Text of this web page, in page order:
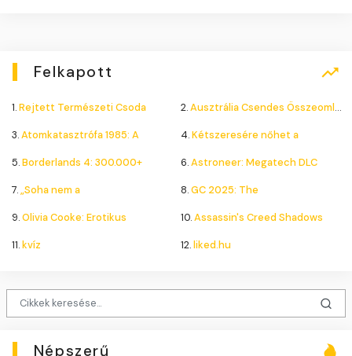
Felkapott
1.Rejtett Természeti Csoda 2.Ausztrália Csendes Összeomlása
3.Atomkatasztrófa 1985: A 4.Kétszeresére nőhet a
5.Borderlands 4: 300.000+ 6.Astroneer: Megatech DLC
7.„Soha nem a 8.GC 2025: The
9.Olivia Cooke: Erotikus 10.Assassin's Creed Shadows
11.kvíz 12.liked.hu
Népszerű